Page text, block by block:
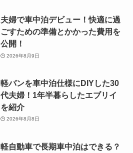
夫婦で車中泊デビュー！快適に過
ごすための準備とかかった費用を
公開！
2026年8月9日
軽バンを車中泊仕様にDIYした30
代夫婦！1年半暮らしたエブリイ
を紹介
2026年8月8日
軽自動車で長期車中泊はできる？